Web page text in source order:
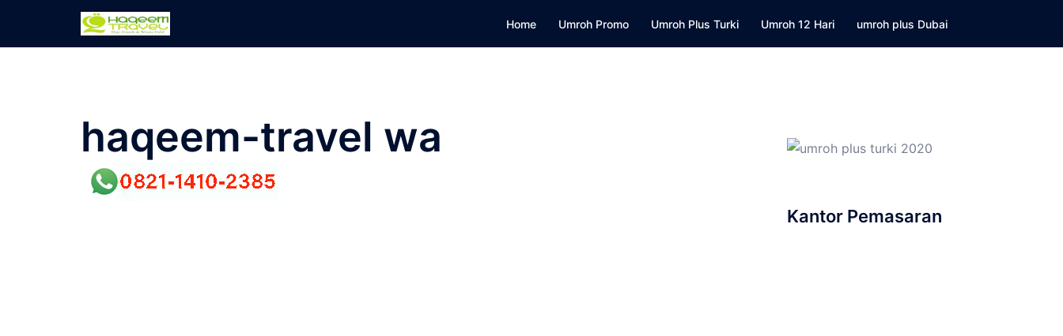
content
Home Umroh Promo Umroh Plus Turki Umroh 12 Hari umroh plus Dubai
haqeem-travel wa
Kantor Pemasaran